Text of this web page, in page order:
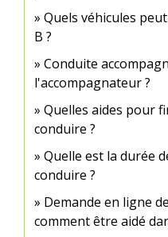
Quels véhicules
B ?
Conduite
l'accompagnateur ?
Quelles aides pour
conduire ?
Quelle est la durée
conduire ?
Demande en ligne
comment être aidé